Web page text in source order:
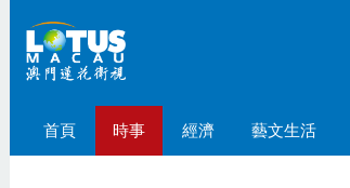
首頁 時事 經濟 藝文生活